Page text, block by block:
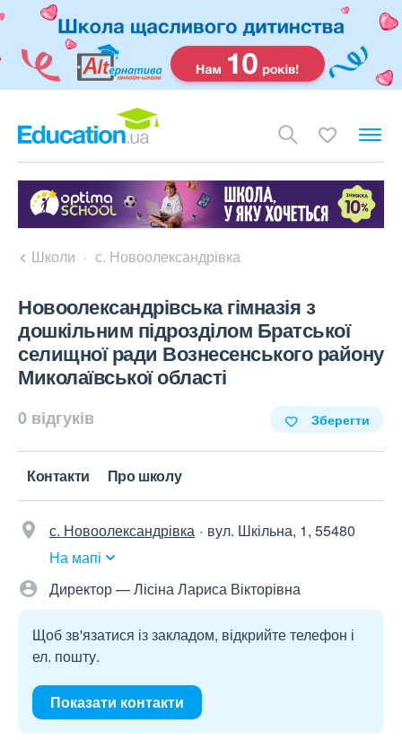
Школи с. Новоолександрівка
Новоолександрівська гімназія з
дошкільним підрозділом Братської
селищної ради Вознесенського району
Миколаївської області
0 відгуків Зберегти
Контакти Про школу
с. Новоолександрівка
вул. Шкільна, 1, 55480
На мапі
Директор — Лісіна Лариса Вікторівна
Щоб зв'язатися із закладом, відкрийте телефон і
ел. пошту.
Показати контакти